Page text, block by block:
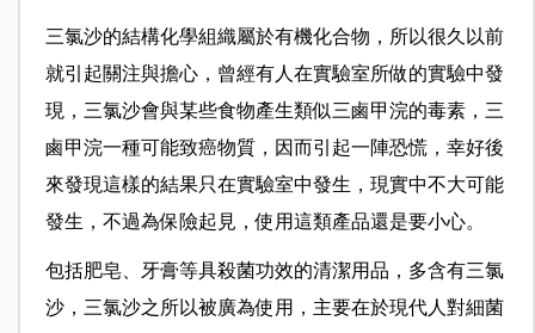
三氯沙的結構化學組織屬於有機化合物，所以很久以前
就引起關注與擔心，曾經有人在實驗室所做的實驗中發
現，三氯沙會與某些食物產生類似三鹵甲浣的毒素，三
鹵甲浣一種可能致癌物質，因而引起一陣恐慌，幸好後
來發現這樣的結果只在實驗室中發生，現實中不大可能
發生，不過為保險起見，使用這類產品還是要小心。
包括肥皂、牙膏等具殺菌功效的清潔用品，多含有三氯
沙，三氯沙之所以被廣為使用，主要在於現代人對細菌